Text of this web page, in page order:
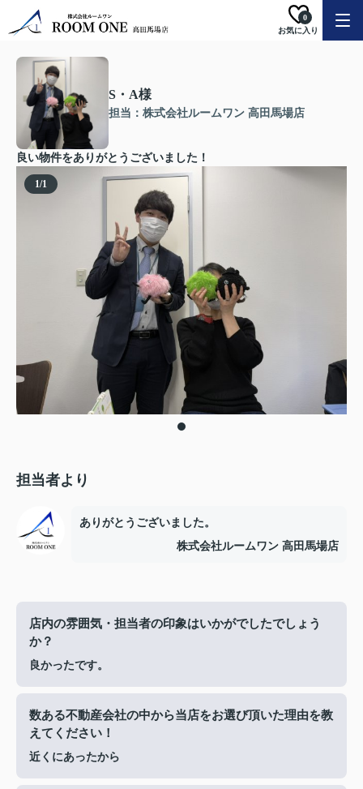
お気に入り
0
S・A様
担当：株式会社ルームワン 高田馬場店
良い物件をありがとうございました！
1/1
担当者より
ありがとうございました。
株式会社ルームワン 高田馬場店
店内の雰囲気・担当者の印象はいかがでしたでしょう
か？
良かったです。
数ある不動産会社の中から当店をお選び頂いた理由を教
えてください！
近くにあったから